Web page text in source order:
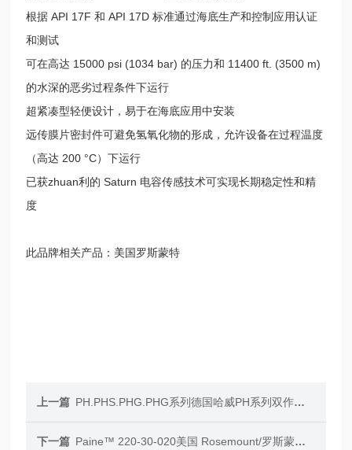
根据 API 17F 和 API 17D 标准通过海底生产和控制应用认证
和测试
可在高达 15000 psi (1034 bar) 的压力和 11400 ft. (3500 m)
的水深的恶劣过程条件下运行
超紧凑型轻便设计，易于在海底应用中安装
远传膜片密封件可避免氢氧化物的形成，允许设备在过程温度
（高达 200 °C）下运行
已获zhuan利的 Saturn 电容传感技术可实现长期稳定性和精
度
此品牌相关产品：美国罗斯蒙特
上一篇 PH.PHS.PHG.PHG系列德国哈威PH系列双作用液压缸
下一篇 Paine™ 220-30-020美国 Rosemount/罗斯蒙特变送器